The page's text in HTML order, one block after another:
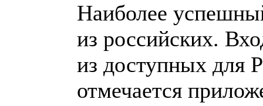
Наиболее
из российских.
из доступных для
отмечается